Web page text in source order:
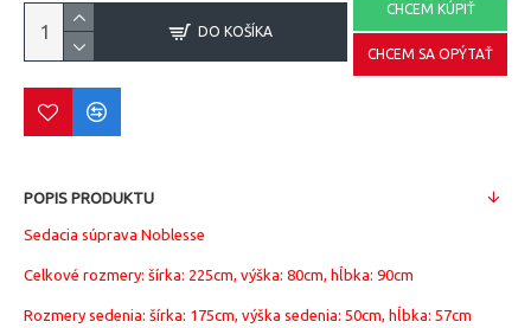
DO KOŠÍKA
CHCEM KÚPIŤ
CHCEM SA OPÝTAŤ
POPIS PRODUKTU
Sedacia súprava Noblesse
Celkové rozmery: šírka: 225cm, výška: 80cm, hĺbka: 90cm
Rozmery sedenia: šírka: 175cm, výška sedenia: 50cm, hĺbka: 57cm